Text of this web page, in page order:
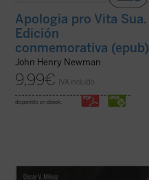
Apologia pro Vita Sua.
Edición
conmemorativa (epub)
John Henry Newman
9,99€ IVA incluido
disponible en ebook:
Nembrini, quien bien puede ser a Dante lo